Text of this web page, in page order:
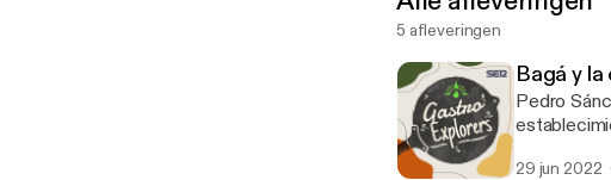
5 afleveringen
Bagá y
Pedro
29 jun 2022